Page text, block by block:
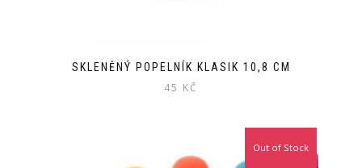
SKLENĚNÝ POPELNÍK KLASIK 10,8 CM
45 KČ
Out of Stock